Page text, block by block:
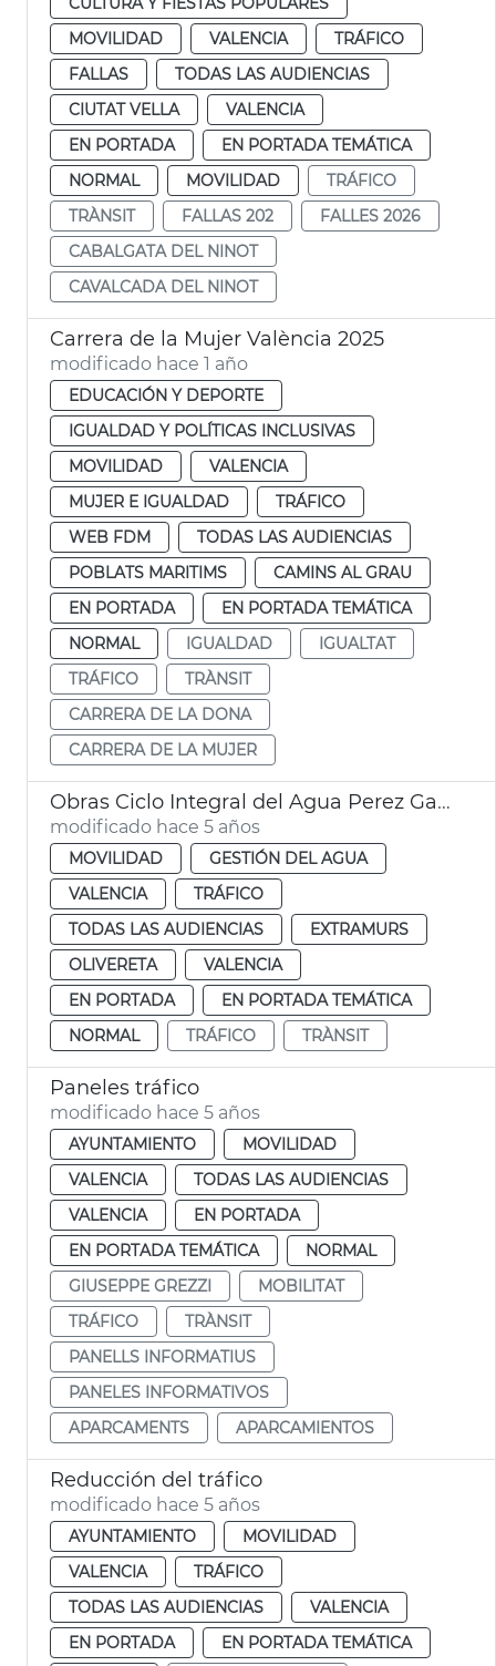
MOVILIDAD
VALENCIA
TRÁFICO
FALLAS
TODAS LAS AUDIENCIAS
CIUTAT VELLA
VALENCIA
EN PORTADA
EN PORTADA TEMÁTICA
NORMAL
MOVILIDAD
TRÁFICO
TRÀNSIT
FALLAS 202
FALLES 2026
CABALGATA DEL NINOT
CAVALCADA DEL NINOT
Carrera de la Mujer València 2025
modificado hace 1 año
EDUCACIÓN Y DEPORTE
IGUALDAD Y POLÍTICAS INCLUSIVAS
MOVILIDAD
VALENCIA
MUJER E IGUALDAD
TRÁFICO
WEB FDM
TODAS LAS AUDIENCIAS
POBLATS MARITIMS
CAMINS AL GRAU
EN PORTADA
EN PORTADA TEMÁTICA
NORMAL
IGUALDAD
IGUALTAT
TRÁFICO
TRÀNSIT
CARRERA DE LA DONA
CARRERA DE LA MUJER
Obras Ciclo Integral del Agua Perez Galdós
modificado hace 5 años
MOVILIDAD
GESTIÓN DEL AGUA
VALENCIA
TRÁFICO
TODAS LAS AUDIENCIAS
EXTRAMURS
OLIVERETA
VALENCIA
EN PORTADA
EN PORTADA TEMÁTICA
NORMAL
TRÁFICO TRÀNSIT
Paneles tráfico
modificado hace 5 años
AYUNTAMIENTO
MOVILIDAD
VALENCIA
TODAS LAS AUDIENCIAS
VALENCIA
EN PORTADA
EN PORTADA TEMÁTICA
NORMAL
GIUSEPPE GREZZI
MOBILITAT
TRÁFICO
TRÀNSIT
PANELLS INFORMATIUS
PANELES INFORMATIVOS
APARCAMENTS
APARCAMIENTOS
Reducción del tráfico
modificado hace 5 años
AYUNTAMIENTO
MOVILIDAD
VALENCIA
TRÁFICO
TODAS LAS AUDIENCIAS
VALENCIA
EN PORTADA
EN PORTADA TEMÁTICA